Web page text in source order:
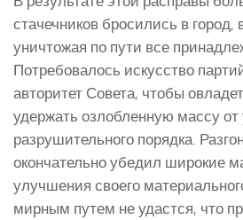
стачечников бросились в город,
уничтожая по пути все
Потребовалось искусство
авторитет Совета, чтобы
удержать озлобленную массу
разрушительного порядка.
окончательно убедил широкие
улучшения своего
мирным путем не удастся, что